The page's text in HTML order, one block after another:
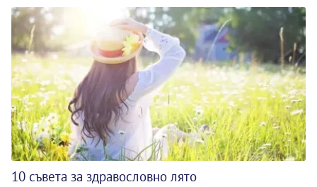
10 съвета за здравословно лято